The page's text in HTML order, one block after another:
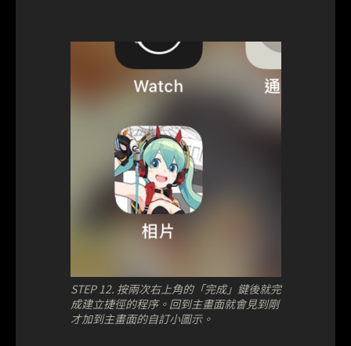
STEP 12. 按兩次右上角的「完成」鍵後就完
成建立捷徑的程序。回到主畫面就會見到剛
才加到主畫面的自訂小圖示。